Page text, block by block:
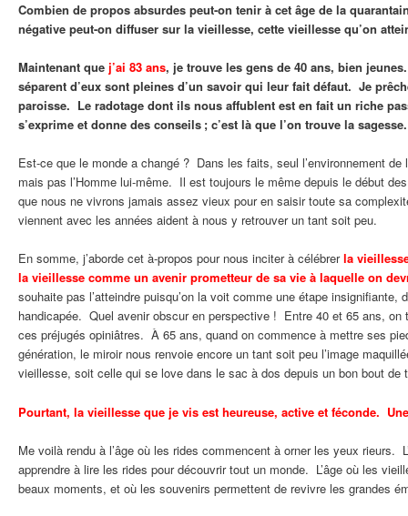
Combien de propos absurdes peut-on tenir à cet âge de la
négative peut-on diffuser sur la vieillesse, cette vieillesse qu’on
Maintenant que j’ai 83 ans, je trouve les gens de 40 ans, bien
séparent d’eux sont pleines d’un savoir qui leur fait défaut. Je
paroisse. Le radotage dont ils nous affublent est en fait un riche
s’exprime et donne des conseils ; c’est là que l’on trouve la
Est-ce que le monde a changé ? Dans les faits, seul l’environnement de
mais pas l’Homme lui-même. Il est toujours le même depuis le début
que nous ne vivrons jamais assez vieux pour en saisir toute sa
viennent avec les années aident à nous y retrouver un tant soit peu.
En somme, j’aborde cet à-propos pour nous inciter à célébrerla
la vieillesse comme un avenir prometteur de sa vie à laquelle on
souhaite pas l’atteindre puisqu’on la voit comme une étape insignifiante,
handicapée. Quel avenir obscur en perspective ! Entre 40 et 65 ans, on
ces préjugés opiniâtres. À 65 ans, quand on commence à mettre ses
génération, le miroir nous renvoie encore un tant soit peu l’image
vieillesse, soit celle qui se love dans le sac à dos depuis un bon bout de
Pourtant, la vieillesse que je vis est heureuse, active et féconde.
Me voilà rendu à l’âge où les rides commencent à orner les yeux rieurs.
apprendre à lire les rides pour découvrir tout un monde. L’âge où les
beaux moments, et où les souvenirs permettent de revivre les grandes